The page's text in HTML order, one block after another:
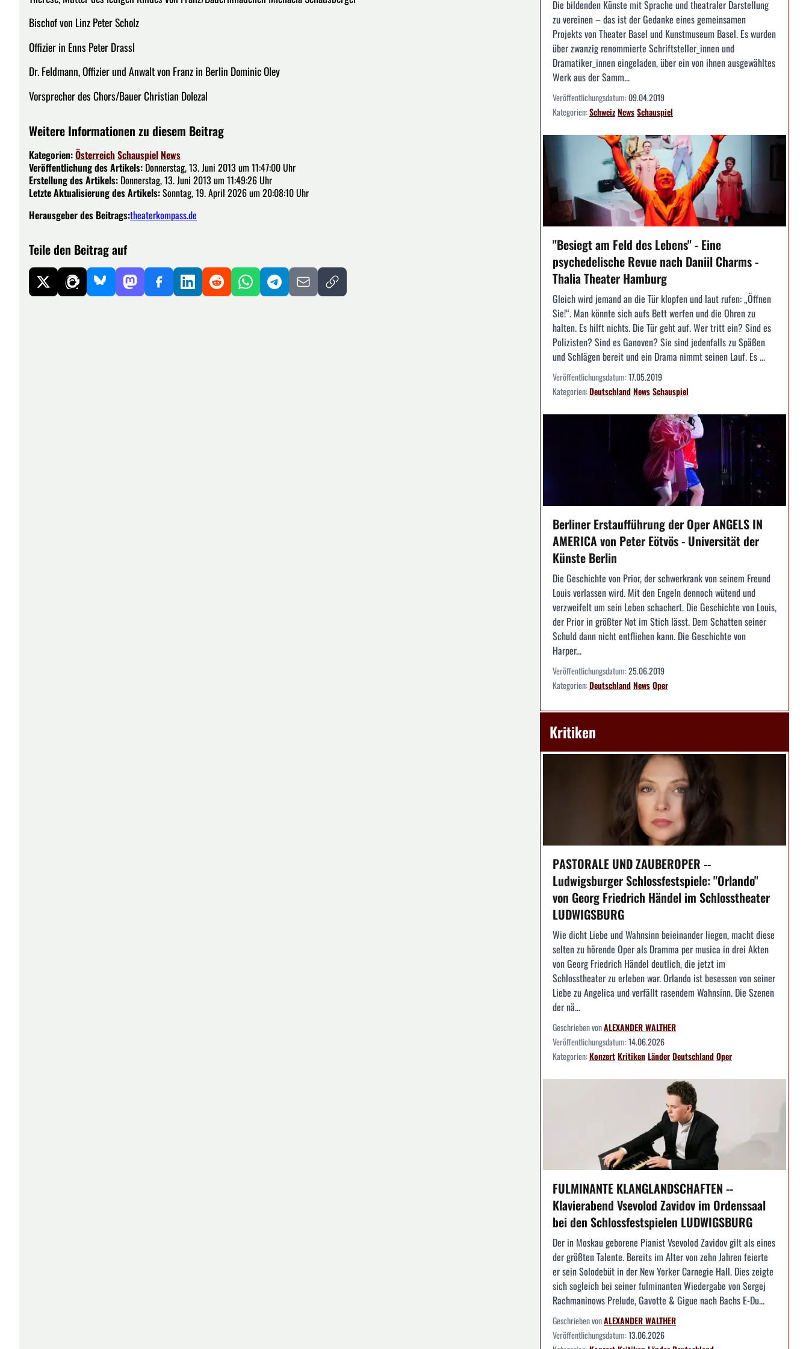
Bischof von Linz Peter Scholz
Offizier in Enns Peter Drassl
Dr. Feldmann, Offizier und Anwalt von Franz in Berlin Dominic Oley
Vorsprecher des Chors/Bauer Christian Dolezal
Weitere Informationen zu diesem Beitrag
Kategorien:ÖsterreichSchauspiel News
Veröffentlichung des Artikels: Donnerstag, 13. Juni 2013 um 11:47:00 Uhr
Erstellung des Artikels: Donnerstag, 13. Juni 2013 um 11:49:26 Uhr
Letzte Aktualisierung des Artikels:Sonntag, 19. April 2026 um 20:08:10 Uhr
Herausgeber des Beitrags:theaterkompass.de
Teile den Beitrag auf
Die bildenden Künste mit Sprache und theatraler Darstellung
zu vereinen – das ist der Gedanke eines gemeinsamen
Projekts von Theater Basel und Kunstmuseum Basel. Es wurden
über zwanzig renommierte Schriftsteller_innen und
Dramatiker_innen eingeladen, über ein von ihnen ausgewähltes
Werk aus der Samm...
Veröffentlichungsdatum:09.04.2019
Kategorien:SchweizNewsSchauspiel
"Besiegt am Feld des Lebens" - Eine
psychedelische Revue nach Daniil Charms -
Thalia Theater Hamburg
Gleich wird jemand an die Tür klopfen und laut rufen: „Öffnen
Sie!“. Man könnte sich aufs Bett werfen und die Ohren zu
halten. Es hilft nichts. Die Tür geht auf. Wer tritt ein? Sind es
Polizisten? Sind es Ganoven? Sie sind jedenfalls zu Späßen
und Schlägen bereit und ein Drama nimmt seinen Lauf. Es ...
Veröffentlichungsdatum:17.05.2019
Kategorien:DeutschlandNewsSchauspiel
Berliner Erstaufführung der Oper ANGELS IN
AMERICA von Peter Eötvös - Universität der
Künste Berlin
Die Geschichte von Prior, der schwerkrank von seinem Freund
Louis verlassen wird. Mit den Engeln dennoch wütend und
verzweifelt um sein Leben schachert. Die Geschichte von Louis,
der Prior in größter Not im Stich lässt. Dem Schatten seiner
Schuld dann nicht entfliehen kann. Die Geschichte von
Harper...
Veröffentlichungsdatum:25.06.2019
Kategorien:DeutschlandNewsOper
Kritiken
PASTORALE UND ZAUBEROPER --
Ludwigsburger Schlossfestspiele: "Orlando"
von Georg Friedrich Händel im Schlosstheater
LUDWIGSBURG
Wie dicht Liebe und Wahnsinn beieinander liegen, macht diese
selten zu hörende Oper als Dramma per musica in drei Akten
von Georg Friedrich Händel deutlich, die jetzt im
Schlosstheater zu erleben war. Orlando ist besessen von seiner
Liebe zu Angelica und verfällt rasendem Wahnsinn. Die Szenen
der nä...
Geschrieben vonALEXANDER WALTHER
Veröffentlichungsdatum:14.06.2026
Kategorien:KonzertKritikenLänderDeutschlandOper
FULMINANTE KLANGLANDSCHAFTEN --
Klavierabend Vsevolod Zavidov im Ordenssaal
bei den Schlossfestspielen LUDWIGSBURG
Der in Moskau geborene Pianist Vsevolod Zavidov gilt als eines
der größten Talente. Bereits im Alter von zehn Jahren feierte
er sein Solodebüt in der New Yorker Carnegie Hall. Dies zeigte
sich sogleich bei seiner fulminanten Wiedergabe von Sergej
Rachmaninows Prelude, Gavotte & Gigue nach Bachs E-Du...
Geschrieben vonALEXANDER WALTHER
Veröffentlichungsdatum:13.06.2026